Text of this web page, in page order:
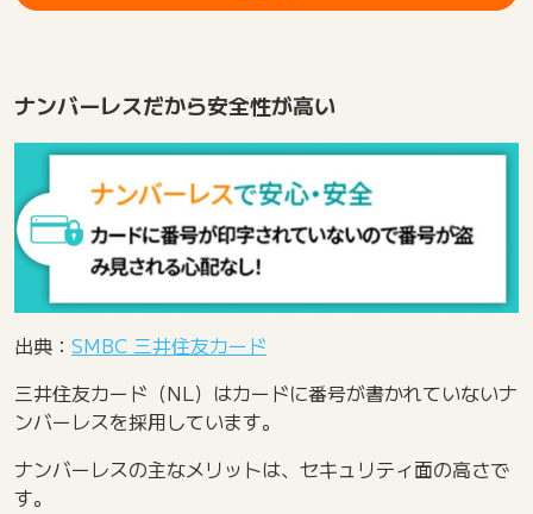
ナンバーレスだから安全性が高い
出典： SMBC 三井住友カード
三井住友カード（NL）はカードに番号が書かれていないナ
ンバーレスを採用しています。
ナンバーレスの主なメリットは、セキュリティ面の高さで
す。